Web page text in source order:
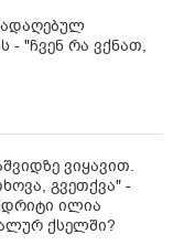
- "ჩვენ რა ვქნათ,
ვიყავით.
გვეთქვა" -
ილია
ქსელში?